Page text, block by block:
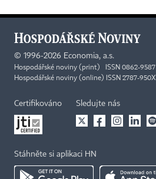
© 1996-2026 Economia, a.s.
Hospodářské noviny (print) ISSN 0862-9587
Hospodářské noviny (online) ISSN 2787-950X
Certifikováno Sledujte nás
Stáhněte si aplikaci HN